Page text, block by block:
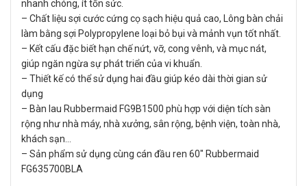
nhanh chóng, ít tốn sức.
– Chất liệu sợi cước cứng cọ sạch hiệu quả cao, Lông bàn chải
làm bằng sợi Polypropylene loại bỏ bụi và mảnh vụn tốt nhất.
– Kết cấu đặc biết hạn chế nứt, vỡ, cong vênh, và mục nát,
giúp ngăn ngừa sự phát triển của vi khuẩn.
– Thiết kế có thể sử dụng hai đầu giúp kéo dài thời gian sử
dụng
– Bàn lau Rubbermaid FG9B1500 phù hợp với diện tích sàn
rộng như nhà máy, nhà xưởng, sân rộng, bệnh viện, toàn nhà,
khách sạn…
– Sản phẩm sử dụng cùng cán đầu ren 60″ Rubbermaid
FG635700BLA